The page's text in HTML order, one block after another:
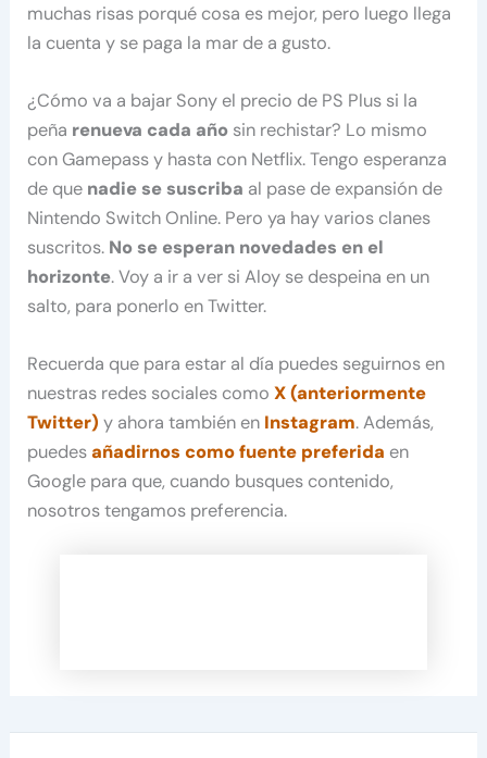
muchas risas porqué cosa es mejor, pero luego llega
la cuenta y se paga la mar de a gusto.
¿Cómo va a bajar Sony el precio de PS Plus si la
peña renueva cada año sin rechistar? Lo mismo
con Gamepass y hasta con Netflix. Tengo esperanza
de que nadie se suscriba al pase de expansión de
Nintendo Switch Online. Pero ya hay varios clanes
suscritos. No se esperan novedades en el
horizonte. Voy a ir a ver si Aloy se despeina en un
salto, para ponerlo en Twitter.
Recuerda que para estar al día puedes seguirnos en
nuestras redes sociales comoX (anteriormente
Twitter) y ahora también en Instagram. Además,
puedesañadirnos como fuente preferida en
Google para que, cuando busques contenido,
nosotros tengamos preferencia.